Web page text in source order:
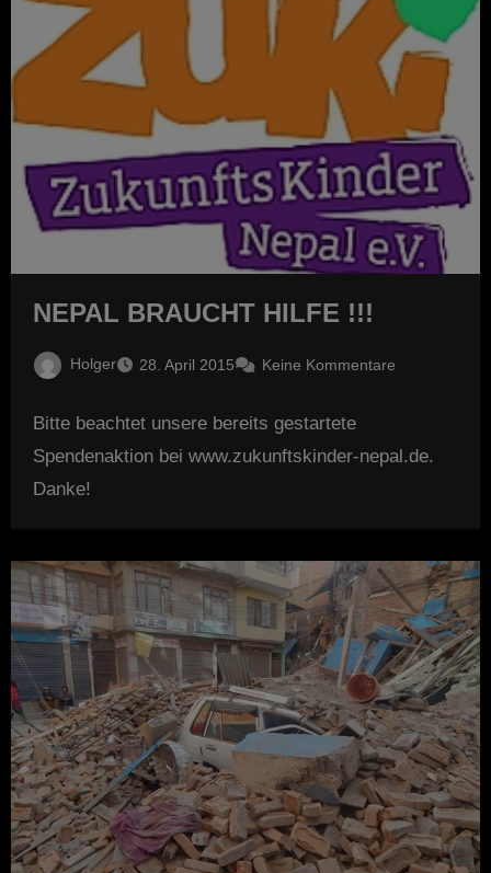
NEPAL BRAUCHT HILFE !!!
Holger 28. April 2015 Keine Kommentare
Bitte beachtet unsere bereits gestartete
Spendenaktion bei www.zukunftskinder-nepal.de.
Danke!